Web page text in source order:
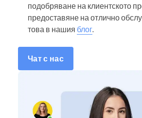
подобряване на клиентското
предоставяне на отлично
това в нашия блог.
Чат с нас